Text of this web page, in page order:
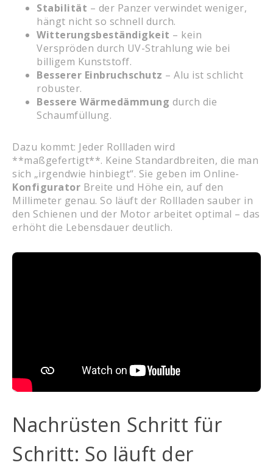
Stabilität – der Panzer verwindet weniger,
hängt nicht so schnell durch.
Witterungsbeständigkeit – kein
Verspröden durch UV-Strahlung wie bei
billigem Kunststoff.
Besserer Einbruchschutz – Alu ist schlicht
robuster.
Bessere Wärmedämmung durch die
Schaumfüllung.
Dazu kommt: Jeder Rollladen wird
**maßgefertigt**. Keine Standardbreiten, die man
sich „irgendwie hinbiegt“. Sie geben im Online-
Konfigurator Breite und Höhe ein, auf den
Millimeter genau. So läuft der Rollladen sauber in
den Schienen und der Motor arbeitet optimal – das
erhöht die Lebensdauer deutlich.
Nachrüsten Schritt für
Schritt: So läuft der